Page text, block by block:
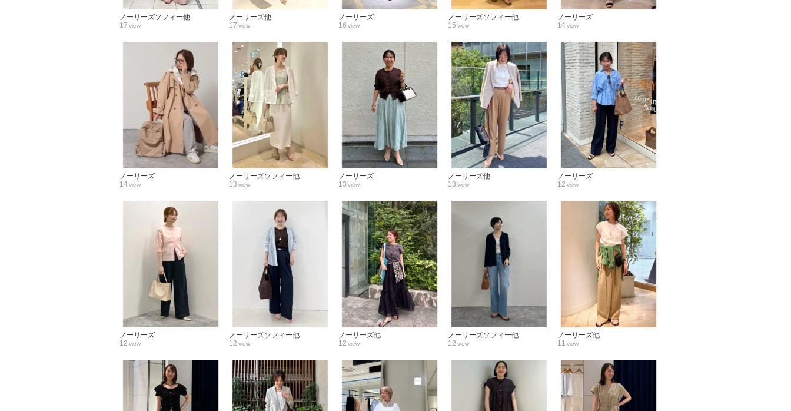
17 view
ノーリーズソフィー他
17 view
ノーリーズ他
16 view
ノーリーズ
15 view
ノーリーズソフィー他
14view
ノーリーズ
14view
ノーリーズ
13 view
ノーリーズソフィー他
13 view
ノーリーズ
13 view
ノーリーズ他
12 view
ノーリーズ
12 view
ノーリーズ
12 view
ノーリーズソフィー他
12 view
ノーリーズ他
12 view
ノーリーズソフィー他
11 view
ノーリーズ他